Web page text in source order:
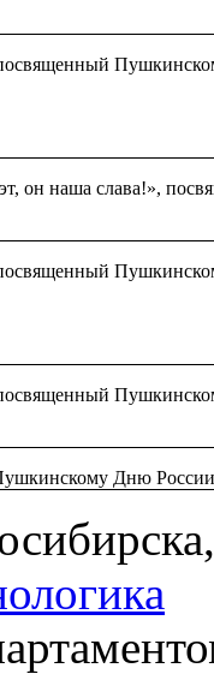
он наша слава!»,
Дню России